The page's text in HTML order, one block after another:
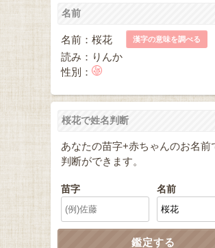
名前
名前：桜花 漢字の意味を調べる
読み：りんか
性別：
桜花で姓名判断
あなたの苗字+赤ちゃんのお名前
判断ができます。
苗字 名前